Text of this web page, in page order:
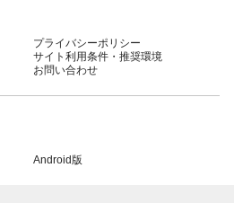
プライバシーポリシー
サイト利用条件・推奨環境
お問い合わせ
Android版